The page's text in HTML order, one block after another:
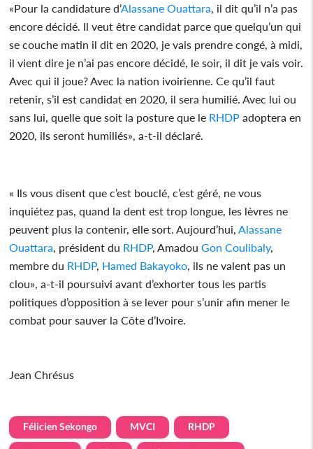
«Pour la candidature d’Alassane Ouattara , il dit qu’il n’a pas
encore décidé. Il veut être candidat parce que quelqu’un qui
se couche matin il dit en 2020, je vais prendre congé, à midi,
il vient dire je n’ai pas encore décidé, le soir, il dit je vais voir.
Avec qui il joue? Avec la nation ivoirienne. Ce qu’il faut
retenir, s’il est candidat en 2020, il sera humilié. Avec lui ou
sans lui, quelle que soit la posture que le RHDP adoptera en
2020, ils seront humiliés», a-t-il déclaré.
« Ils vous disent que c’est bouclé, c’est géré, ne vous
inquiétez pas, quand la dent est trop longue, les lèvres ne
peuvent plus la contenir, elle sort. Aujourd’hui, Alassane
Ouattara , président du RHDP, AmadouGon Coulibaly,
membre du RHDP, Hamed Bakayoko , ils ne valent pas un
clou», a-t-il poursuivi avant d’exhorter tous les partis
politiques d’opposition à se lever pour s’unir afin mener le
combat pour sauver la Côte d’Ivoire.
Jean Chrésus
Félicien Sekongo MVCI RHDP